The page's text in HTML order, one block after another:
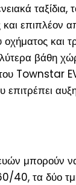
ταξίδια,
επιπλέον
και
βάθη
Townstar
επιτρέπει
μπορούν
40, τα δύο